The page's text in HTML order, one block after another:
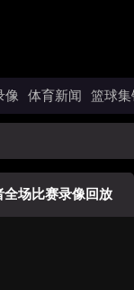
像 体育新闻 篮球集
全场比赛录像回放